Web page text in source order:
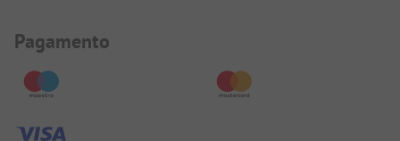
Informazioni sul pagamento
Pagamento